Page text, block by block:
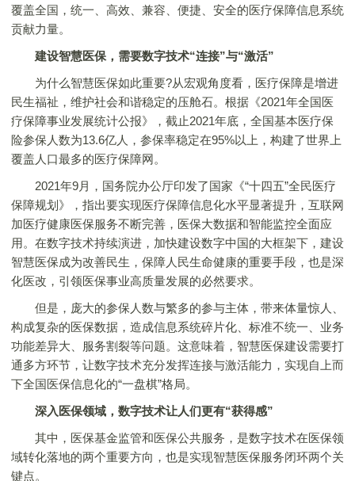
覆盖全国，统一、高效、兼容、便捷、安全的医疗保障信息系统
贡献力量。
建设智慧医保，需要数字技术“连接”与“激活”
为什么智慧医保如此重要?从宏观角度看，医疗保障是增进
民生福祉，维护社会和谐稳定的压舱石。根据《2021年全国医
疗保障事业发展统计公报》，截止2021年底，全国基本医疗保
险参保人数为13.6亿人，参保率稳定在95%以上，构建了世界上
覆盖人口最多的医疗保障网。
2021年9月，国务院办公厅印发了国家《“十四五”全民医疗
保障规划》，指出要实现医疗保障信息化水平显著提升，互联网
加医疗健康医保服务不断完善，医保大数据和智能监控全面应
用。在数字技术持续演进，加快建设数字中国的大框架下，建设
智慧医保成为改善民生，保障人民生命健康的重要手段，也是深
化医改，引领医保事业高质量发展的必然要求。
但是，庞大的参保人数与繁多的参与主体，带来体量惊人、
构成复杂的医保数据，造成信息系统碎片化、标准不统一、业务
功能差异大、服务割裂等问题。这意味着，智慧医保建设需要打
通多方环节，让数字技术充分发挥连接与激活能力，实现自上而
下全国医保信息化的“一盘棋”格局。
深入医保领域，数字技术让人们更有“获得感”
其中，医保基金监管和医保公共服务，是数字技术在医保领
域转化落地的两个重要方向，也是实现智慧医保服务闭环两个关
键点。